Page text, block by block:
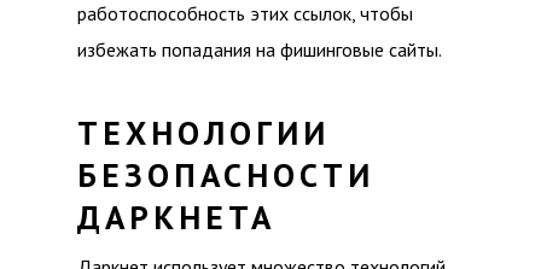
работоспособность этих ссылок, чтобы
избежать попадания на фишинговые сайты.
ТЕХНОЛОГИИ
БЕЗОПАСНОСТИ
ДАРКНЕТА